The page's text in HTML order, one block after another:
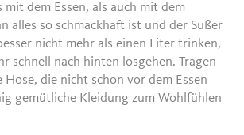
mit dem Essen, als auch mit dem
alles so schmackhaft ist und der Sußer
nicht mehr als einen Liter trinken,
schnell nach hinten losgehen. Tragen
Hose, die nicht schon vor dem Essen
gemütliche Kleidung zum Wohlfühlen